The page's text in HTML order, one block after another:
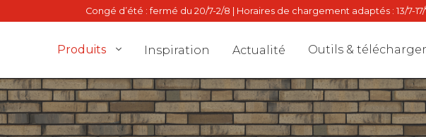
Congé d’été : fermé du 20/7-2/8 | Horaires de chargement adaptés : 13/7-
Produits
Brique de façade
Mur intérieur
Inspiration Actualité Outils &
Dealer
Stalton